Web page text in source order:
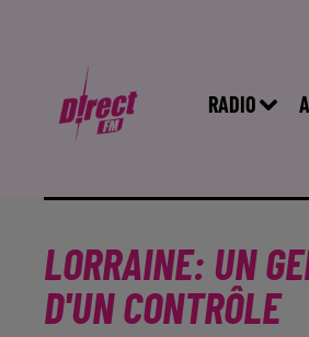
RADIO
LORRAINE: UN
D'UN CONTRÔLE